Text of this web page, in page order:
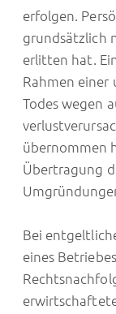
erfolgen.
grundsätzlich
erlitten hat.
Rahmen
Todes wegen
übernommen
Übertragung
Bei
eines